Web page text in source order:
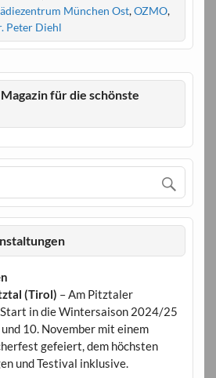
München Ost,OZMO,
Peter Diehl
Magazin für die schönste
(Tirol) – Am Pitztaler
in die Wintersaison 2024/25
10. November mit einem
gefeiert, dem höchsten
und Testival inklusive.